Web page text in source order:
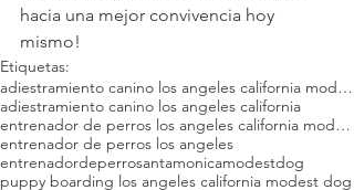
hacia una mejor convivencia hoy
mismo!
Etiquetas:
adiestramiento canino los angeles california modest dog
adiestramiento canino los angeles california
entrenador de perros los angeles california modest dog
entrenador de perros los angeles
entrenadordeperrosantamonicamodestdog
puppy boarding los angeles california modest dog